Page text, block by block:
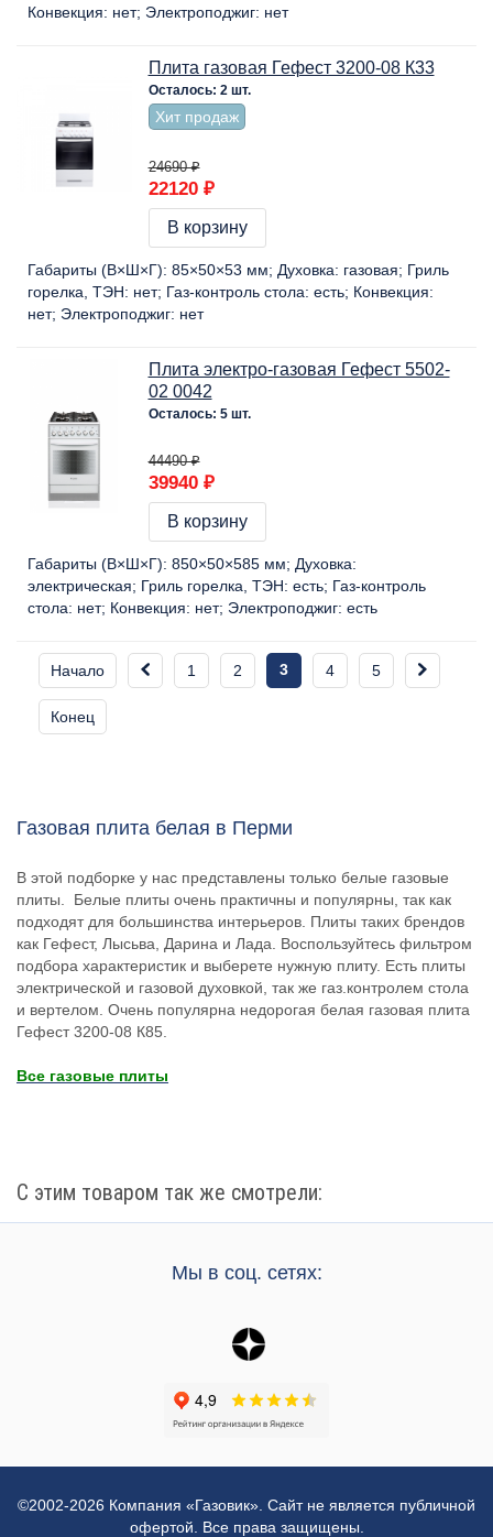
Конвекция: нет Электроподжиг: нет
Плита газовая Гефест 3200-08 К33
Осталось: 2 шт.
Хит продаж
24690 ₽
22120 ₽
В корзину
Габариты (В×Ш×Г): 85×50×53 мм Духовка: газовая
Гриль
горелка, ТЭН: нет Газ-контроль стола: есть Конвекция:
нет Электроподжиг: нет
Плита электро-газовая Гефест 5502-
02 0042
Осталось: 5 шт.
44490 ₽
39940 ₽
В корзину
Габариты (В×Ш×Г): 850×50×585 мм
Духовка:
электрическая
Гриль горелка, ТЭН: есть Газ-контроль
стола: нет Конвекция: нет Электроподжиг: есть
Начало 1 2 3 4 5
Конец
Газовая плита белая в Перми
В этой подборке у нас представлены только белые газовые
плиты. Белые плиты очень практичны и популярны, так как
подходят для большинства интерьеров. Плиты таких брендов
как Гефест, Лысьва, Дарина и Лада. Воспользуйтесь фильтром
подбора характеристик и выберете нужную плиту. Есть плиты
электрической и газовой духовкой, так же газ.контролем стола
и вертелом. Очень популярна недорогая белая газовая плита
Гефест 3200-08 К85.
Все газовые плиты
С этим товаром так же смотрели:
Мы в соц. сетях:
©2002-2026 Компания «Газовик». Сайт не является публичной
офертой. Все права защищены.